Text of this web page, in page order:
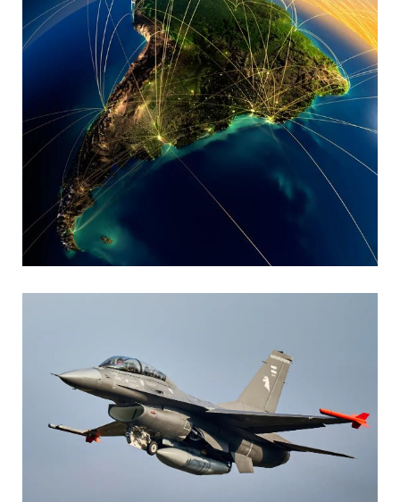
MARIA SONZINI
Aviación Comercial
Aviación General
AGUSTIN BOFFI
Aviación Militar, Fuerza Aérea Argentina